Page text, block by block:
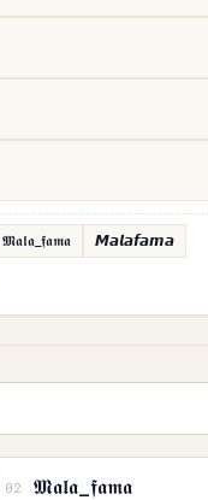
𝕸𝖆𝖑𝖆_𝖋𝖆𝖒𝖆 𝙈𝙖𝙡𝙖𝙛𝙖𝙢𝙖
02 𝕸𝖆𝖑𝖆_𝖋𝖆𝖒𝖆